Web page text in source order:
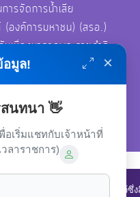
ารจัดการน้ำเสีย
(องค์การมหาชน) (สรอ.)
เนื่องมาจากพระราชดำริ
ดวกฯ
ายแดนภาคใต้ ศอ.บต.
หารส่วนตำบลนาโพธิ์. ขอสงวนไว้
อมูล! ×
นทนา 👋
เริ่มแชทกับเจ้าหน้าที่
วลาราชการ)